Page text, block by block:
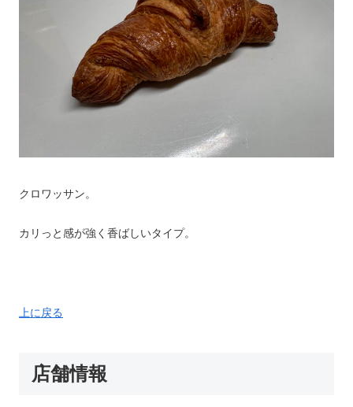
クロワッサン。
カリっと感が強く香ばしいタイプ。
上に戻る
店舗情報